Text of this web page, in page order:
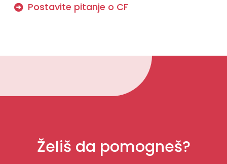
Postavite pitanje o CF
Želiš da pomogneš?